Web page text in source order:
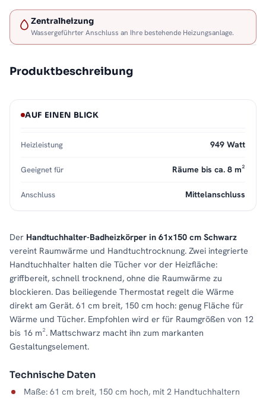
Zentralheizung
Wassergeführter Anschluss an Ihre bestehende Heizungsanlage.
Produktbeschreibung
Der Handtuchhalter-Badheizkörper in 61x150 cm Schwarz
vereint Raumwärme und Handtuchtrocknung. Zwei integrierte
Handtuchhalter halten die Tücher vor der Heizfläche:
griffbereit, schnell trocknend, ohne die Raumwärme zu
blockieren. Das beiliegende Thermostat regelt die Wärme
direkt am Gerät. 61 cm breit, 150 cm hoch: genug Fläche für
Wärme und Tücher. Empfohlen wird er für Raumgrößen von 12
bis 16 m². Mattschwarz macht ihn zum markanten
Gestaltungselement.
Technische Daten
Maße: 61 cm breit, 150 cm hoch, mit 2 Handtuchhaltern
AUF EINEN BLICK
Heizleistung 949 Watt
Geeignet für Räume bis ca. 8 m²
Anschluss Mittelanschluss